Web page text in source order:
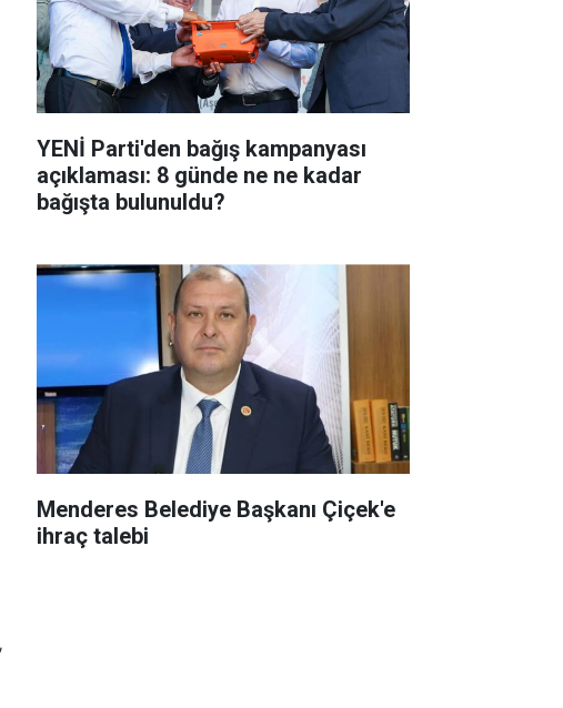
YENİ Parti'den bağış kampanyası
açıklaması: 8 günde ne ne kadar
bağışta bulunuldu?
Menderes Belediye Başkanı Çiçek'e
ihraç talebi